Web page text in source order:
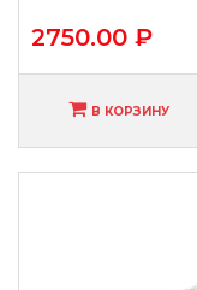
2750.00 ₽
В КОРЗИНУ